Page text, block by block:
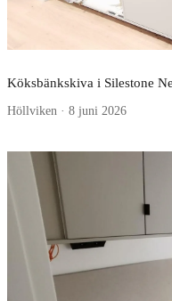
Köksbänkskiva i Silestone
Höllviken · 8 juni 2026